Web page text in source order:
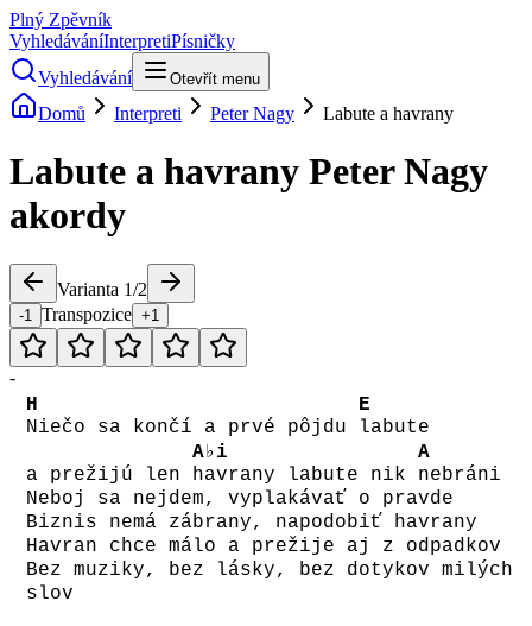
Plný Zpěvník
VyhledáváníInterpretiPísničky
Vyhledávání
Otevřít menu
Domů Interpreti Peter Nagy Labute a havrany
Labute a havrany Peter Nagy
akordy
Varianta 1/2
-1 Transpozice +1
-
H
Niečo sa končí a prvé pôjdu
E
labute
a prežijú len
A♭i
havrany labute nik
A
nebráni
Neboj sa nejdem, vyplakávať o pravde
Biznis nemá zábrany, napodobiť havrany
Havran chce málo a prežije aj z odpadkov
Bez muziky, bez lásky, bez dotykov milých
slov